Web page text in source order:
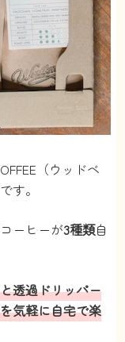
（ウッドベ
す。
ーヒーが3種類自
透過ドリッパー
気軽に自宅で楽